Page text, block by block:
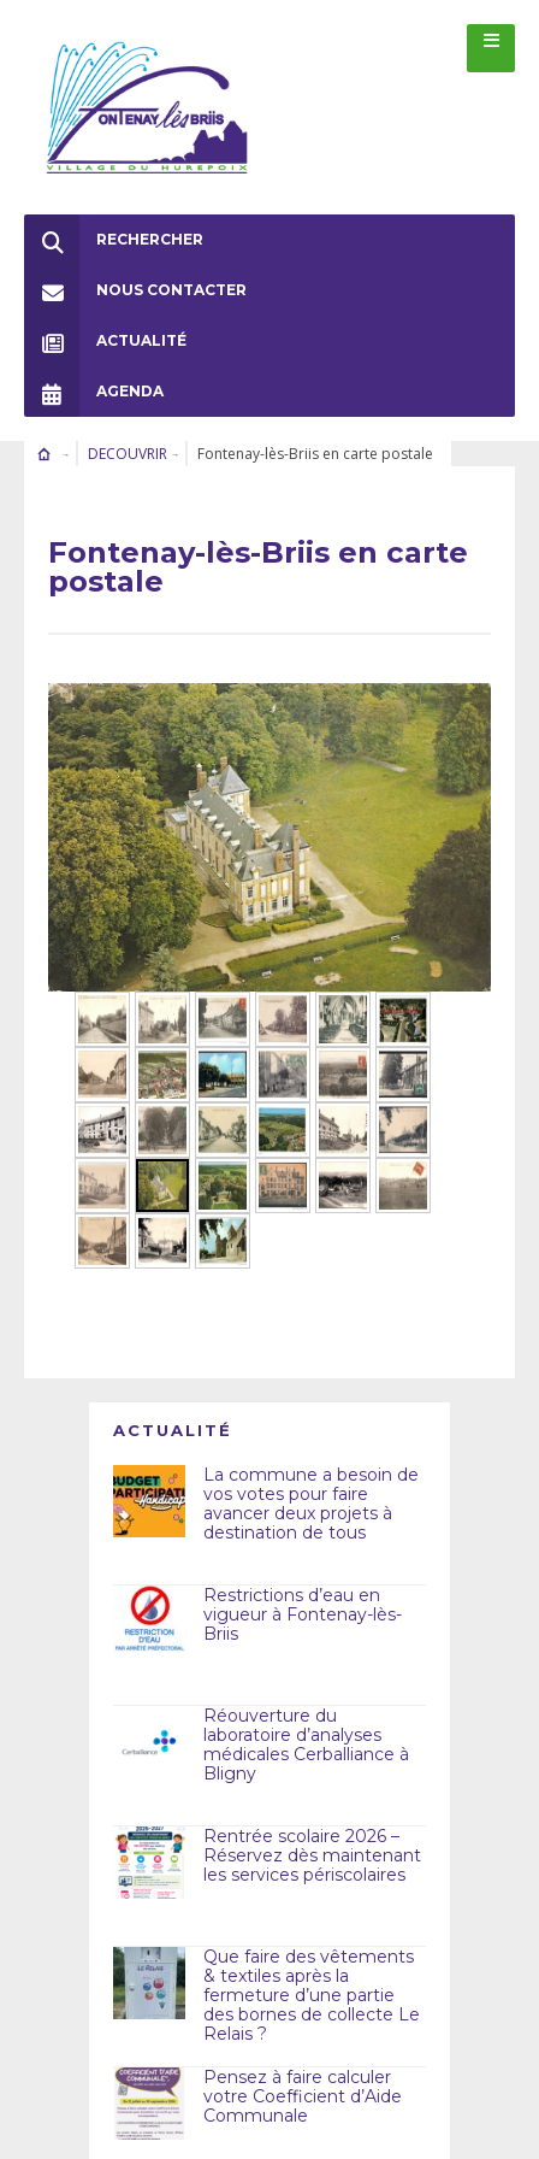
RECHERCHER
NOUS CONTACTER
ACTUALITÉ
AGENDA
DECOUVRIR Fontenay-lès-Briis en carte postale
Fontenay-lès-Briis en carte
postale
ACTUALITÉ
La commune a besoin de
vos votes pour faire
avancer deux projets à
destination de tous
Restrictions d’eau en
vigueur à Fontenay-lès-
Briis
Réouverture du
laboratoire d’analyses
médicales Cerballiance à
Bligny
Rentrée scolaire 2026 –
Réservez dès maintenant
les services périscolaires
Que faire des vêtements
& textiles après la
fermeture d’une partie
des bornes de collecte Le
Relais ?
Pensez à faire calculer
votre Coefficient d’Aide
Communale